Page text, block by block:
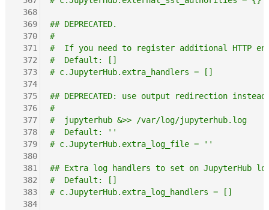
368
369
370
371
372
373
374
375
376
377
378
379
380
381
382
383
384
## DEPRECATED.
#
#  If you need to register additional HTTP
#  Default: []
# c.JupyterHub.extra_handlers = []
## DEPRECATED: use output redirection
#
#  jupyterhub &>> /var/log/jupyterhub.log
#  Default: ''
# c.JupyterHub.extra_log_file = ''
## Extra log handlers to set on JupyterHub
#  Default: []
# c.JupyterHub.extra_log_handlers = []